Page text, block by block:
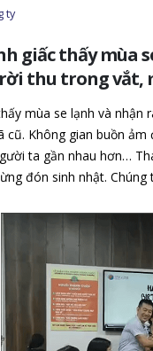
ty
giấc thấy mùa
thu trong vắt,
mùa se lạnh và
cũ. Không gian buồn
ta gần nhau hơn…
đón sinh nhật.